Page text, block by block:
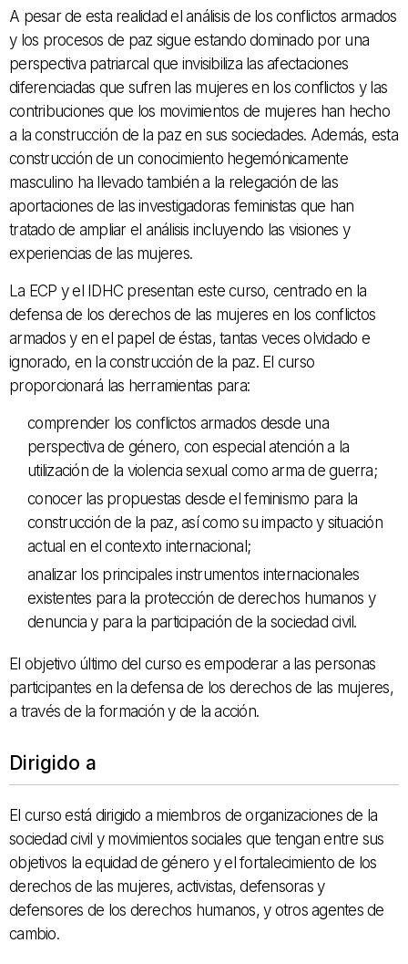
A pesar de esta realidad el análisis de los conflictos armados
y los procesos de paz sigue estando dominado por una
perspectiva patriarcal que invisibiliza las afectaciones
diferenciadas que sufren las mujeres en los conflictos y las
contribuciones que los movimientos de mujeres han hecho
a la construcción de la paz en sus sociedades. Además, esta
construcción de un conocimiento hegemónicamente
masculino ha llevado también a la relegación de las
aportaciones de las investigadoras feministas que han
tratado de ampliar el análisis incluyendo las visiones y
experiencias de las mujeres.
La ECP y el IDHC presentan este curso, centrado en la
defensa de los derechos de las mujeres en los conflictos
armados y en el papel de éstas, tantas veces olvidado e
ignorado, en la construcción de la paz. El curso
proporcionará las herramientas para:
comprender los conflictos armados desde una
perspectiva de género, con especial atención a la
utilización de la violencia sexual como arma de guerra;
conocer las propuestas desde el feminismo para la
construcción de la paz, así como su impacto y situación
actual en el contexto internacional;
analizar los principales instrumentos internacionales
existentes para la protección de derechos humanos y
denuncia y para la participación de la sociedad civil.
El objetivo último del curso es empoderar a las personas
participantes en la defensa de los derechos de las mujeres,
a través de la formación y de la acción.
Dirigido a
El curso está dirigido a miembros de organizaciones de la
sociedad civil y movimientos sociales que tengan entre sus
objetivos la equidad de género y el fortalecimiento de los
derechos de las mujeres, activistas, defensoras y
defensores de los derechos humanos, y otros agentes de
cambio.